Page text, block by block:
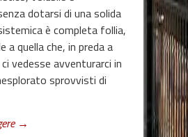
dotarsi di una solida
è completa follia,
quella che, in preda a
vedesse avventurarci in
sprovvisti di
→